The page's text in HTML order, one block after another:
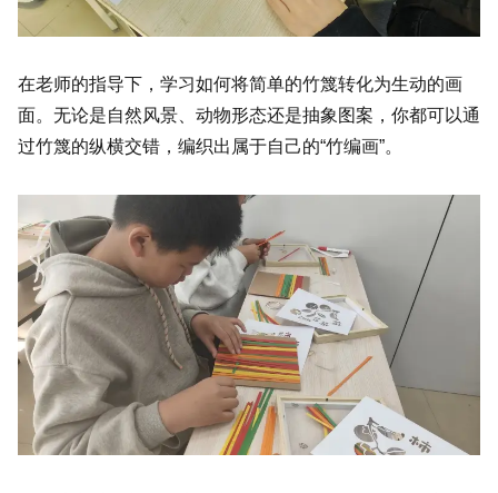
在老师的指导下，学习如何将简单的竹篾转化为生动的画
面。无论是自然风景、动物形态还是抽象图案，你都可以通
过竹篾的纵横交错，编织出属于自己的“竹编画”。